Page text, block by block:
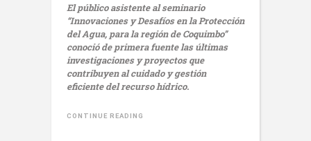
El público asistente al seminario
“Innovaciones y Desafíos en la Protección
del Agua, para la región de Coquimbo”
conoció de primera fuente las últimas
investigaciones y proyectos que
contribuyen al cuidado y gestión
eficiente del recurso hídrico.
CONTINUE READING